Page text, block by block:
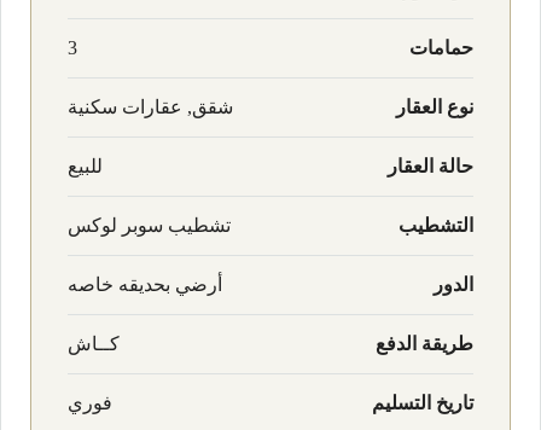
حمامات 3
نوع العقار شقق, عقارات سكنية
حالة العقار للبيع
التشطيب تشطيب سوبر لوكس
الدور أرضي بحديقه خاصه
طريقة الدفع كــاش
تاريخ التسليم فوري